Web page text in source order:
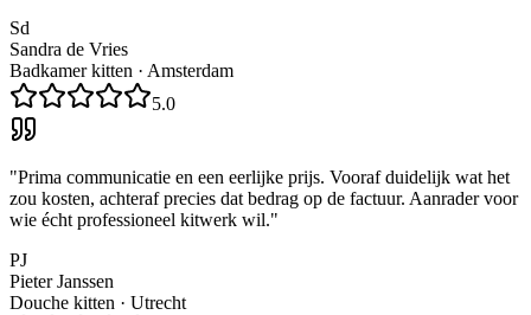
Sd
Sandra de Vries
Badkamer kitten · Amsterdam
5.0
"Prima communicatie en een eerlijke prijs. Vooraf duidelijk wat het
zou kosten, achteraf precies dat bedrag op de factuur. Aanrader voor
wie écht professioneel kitwerk wil."
PJ
Pieter Janssen
Douche kitten · Utrecht